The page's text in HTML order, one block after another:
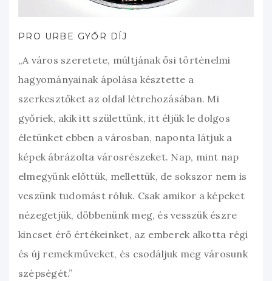
PRO URBE GYŐR DÍJ
„A város szeretete, múltjának ősi történelmi
hagyományainak ápolása késztette a
szerkesztőket az oldal létrehozásában. Mi
győriek, akik itt születtünk, itt éljük le dolgos
életünket ebben a városban, naponta látjuk a
képek ábrázolta városrészeket. Nap, mint nap
elmegyünk előttük, mellettük, de sokszor nem is
veszünk tudomást róluk. Csak amikor a képeket
nézegetjük, döbbenünk meg, és vesszük észre
kincset érő értékeinket, az emberek alkotta régi
és új remekműveket, és csodáljuk meg városunk
szépségét.”